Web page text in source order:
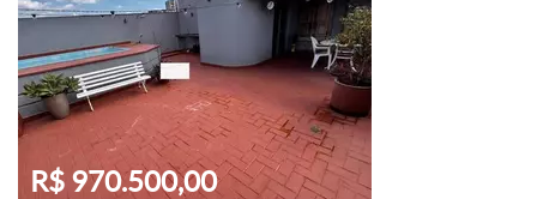
R$ 970.500,00